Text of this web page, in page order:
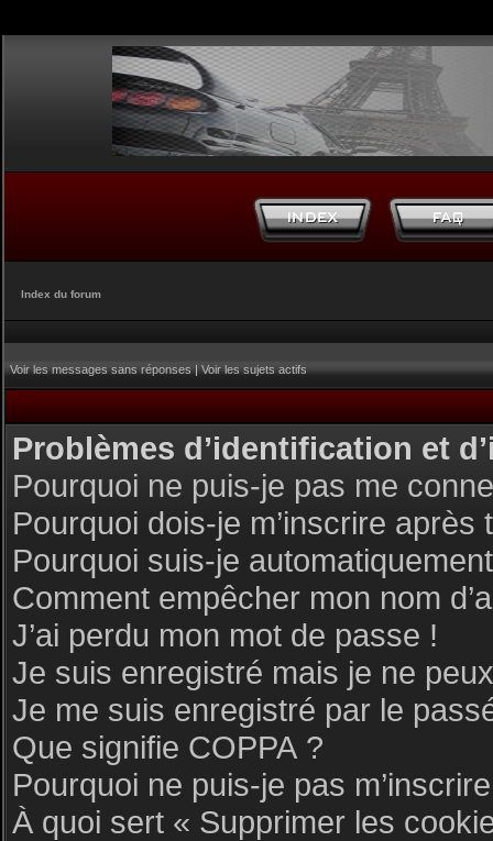
Index du forum
Voir les messages sans réponses|Voir les sujets actifs
Problèmes d’identification et
Pourquoi ne puis-je pas me
Pourquoi dois-je m’inscrire après
Pourquoi suis-je
Comment empêcher mon nom
J’ai perdu mon mot de passe !
Je suis enregistré mais je ne
Je me suis enregistré par le
Que signifie COPPA ?
Pourquoi ne puis-je pas
À quoi sert « Supprimer les